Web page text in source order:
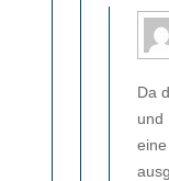
Da